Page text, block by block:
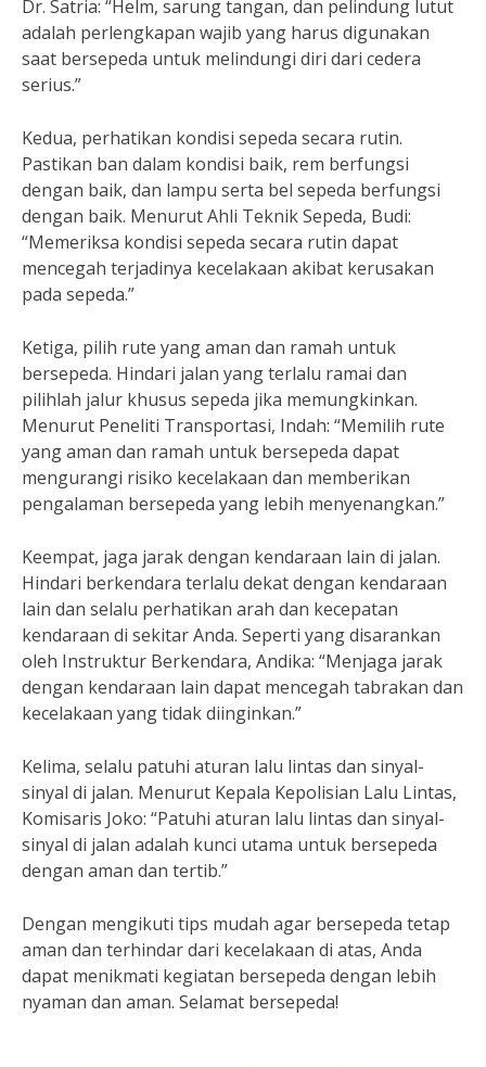
Dr. Satria: “Helm, sarung tangan, dan pelindung lutut
adalah perlengkapan wajib yang harus digunakan
saat bersepeda untuk melindungi diri dari cedera
serius.”
Kedua, perhatikan kondisi sepeda secara rutin.
Pastikan ban dalam kondisi baik, rem berfungsi
dengan baik, dan lampu serta bel sepeda berfungsi
dengan baik. Menurut Ahli Teknik Sepeda, Budi:
“Memeriksa kondisi sepeda secara rutin dapat
mencegah terjadinya kecelakaan akibat kerusakan
pada sepeda.”
Ketiga, pilih rute yang aman dan ramah untuk
bersepeda. Hindari jalan yang terlalu ramai dan
pilihlah jalur khusus sepeda jika memungkinkan.
Menurut Peneliti Transportasi, Indah: “Memilih rute
yang aman dan ramah untuk bersepeda dapat
mengurangi risiko kecelakaan dan memberikan
pengalaman bersepeda yang lebih menyenangkan.”
Keempat, jaga jarak dengan kendaraan lain di jalan.
Hindari berkendara terlalu dekat dengan kendaraan
lain dan selalu perhatikan arah dan kecepatan
kendaraan di sekitar Anda. Seperti yang disarankan
oleh Instruktur Berkendara, Andika: “Menjaga jarak
dengan kendaraan lain dapat mencegah tabrakan dan
kecelakaan yang tidak diinginkan.”
Kelima, selalu patuhi aturan lalu lintas dan sinyal-
sinyal di jalan. Menurut Kepala Kepolisian Lalu Lintas,
Komisaris Joko: “Patuhi aturan lalu lintas dan sinyal-
sinyal di jalan adalah kunci utama untuk bersepeda
dengan aman dan tertib.”
Dengan mengikuti tips mudah agar bersepeda tetap
aman dan terhindar dari kecelakaan di atas, Anda
dapat menikmati kegiatan bersepeda dengan lebih
nyaman dan aman. Selamat bersepeda!